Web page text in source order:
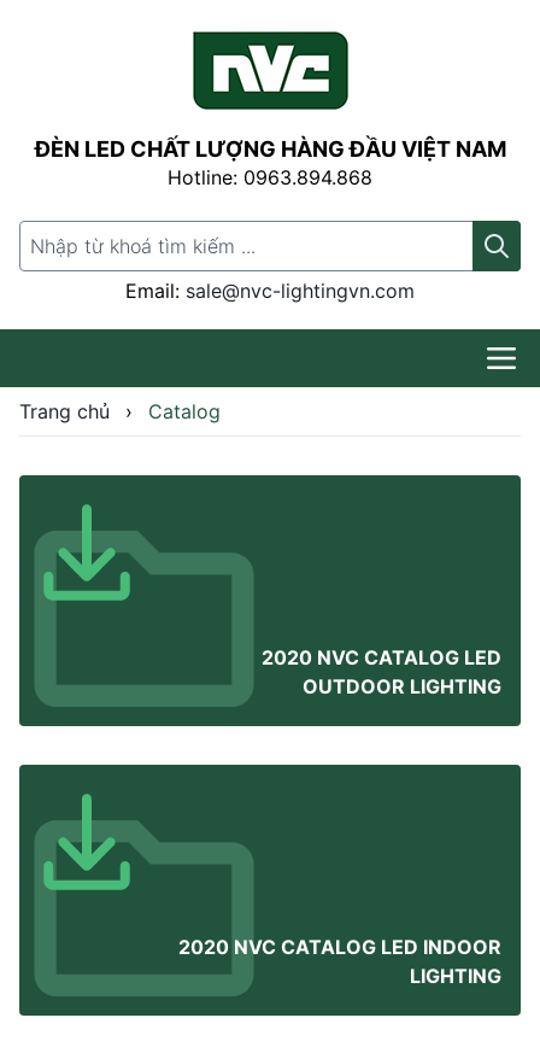
ĐÈN LED CHẤT LƯỢNG HÀNG ĐẦU VIỆT NAM
Hotline: 0963.894.868
Search for:
Email: sale@nvc-lightingvn.com
Trang chủ › Catalog
2020 NVC CATALOG LED
OUTDOOR LIGHTING
2020 NVC CATALOG LED INDOOR
LIGHTING